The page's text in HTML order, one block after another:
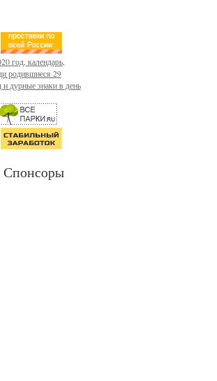
Спонсоры